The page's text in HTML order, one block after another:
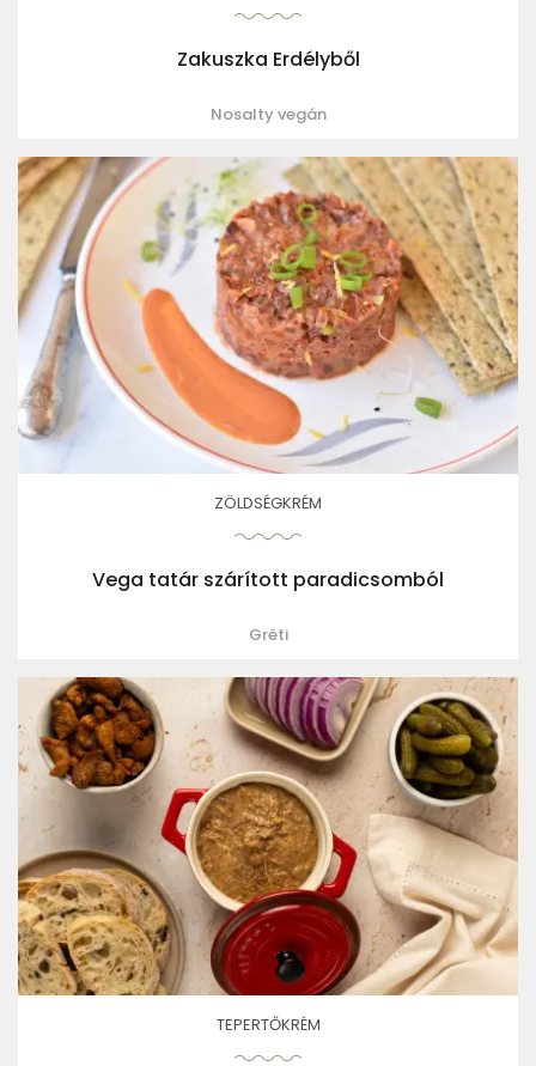
Zakuszka Erdélyből
Nosalty vegán
ZÖLDSÉGKRÉM
Vega tatár szárított paradicsomból
Gréti
TEPERTŐKRÉM